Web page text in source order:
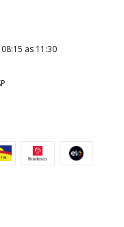
as 11:30